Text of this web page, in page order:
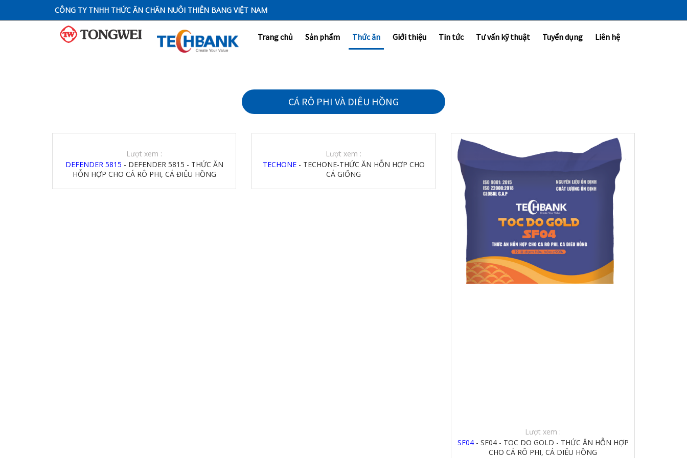
CÔNG TY TNHH THỨC ĂN CHĂN NUÔI THIÊN BANG VIỆT NAM
Trang chủ Sản phẩm Thức ăn Giới thiệu Tin tức Tư vấn kỹ thuật Tuyển dụng Liên hệ
CÁ RÔ PHI VÀ DIÊU HỒNG
Lượt xem :
DEFENDER 5815 - DEFENDER 5815 - THỨC ĂN
HỖN HỢP CHO CÁ RÔ PHI, CÁ ĐIÊU HỒNG
Lượt xem :
TECHONE- TECHONE-THỨC ĂN HỖN HỢP CHO
CÁ GIỐNG
Lượt xem :
SF04- SF04 - TOC DO GOLD - THỨC ĂN HỖN HỢP
CHO CÁ RÔ PHI, CÁ DIÊU HỒNG